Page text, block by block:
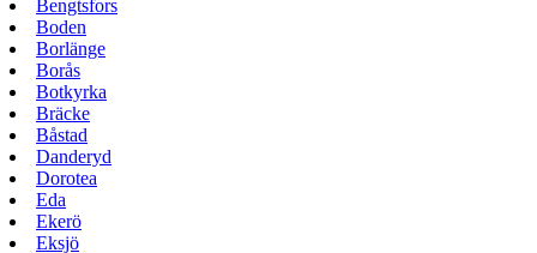
Bengtsfors
Boden
Borlänge
Borås
Botkyrka
Bräcke
Båstad
Danderyd
Dorotea
Eda
Ekerö
Eksjö